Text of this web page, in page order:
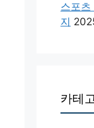
스포
지
카테